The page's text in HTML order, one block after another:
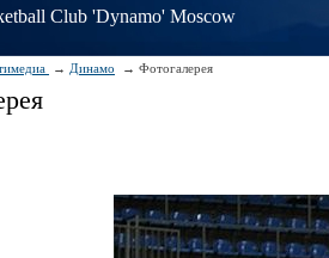
Club 'Dynamo' Moscow
Динамо Фотогалерея